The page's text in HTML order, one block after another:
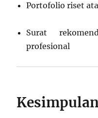
Portofolio riset
Surat
profesional